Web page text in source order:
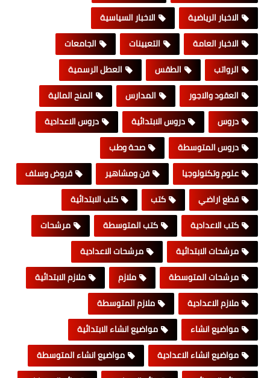
الاخبار الرياضية
الاخبار السياسية
الاخبار العامة
التعيينات
الجامعات
الرواتب
الطقس
العطل الرسمية
العقود والاجور
المدارس
المنح المالية
دروس
دروس الابتدائية
دروس الاعدادية
دروس المتوسطة
صحة وطب
علوم وتكنولوجيا
فن ومشاهير
قروض وسلف
قطع اراضي
كتب
كتب الابتدائية
كتب الاعدادية
كتب المتوسطة
مرشحات
مرشحات الابتدائية
مرشحات الاعدادية
مرشحات المتوسطة
ملازم
ملازم الابتدائية
ملازم الاعدادية
ملازم المتوسطة
مواضيع انشاء
مواضيع انشاء الابتدائية
مواضيع انشاء الاعدادية
مواضيع انشاء المتوسطة